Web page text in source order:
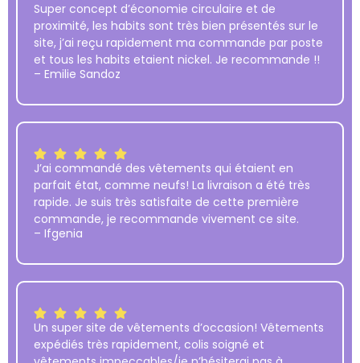
Super concept d’économie circulaire et de
proximité, les habits sont très bien présentés sur le
site, j’ai reçu rapidement ma commande par poste
et tous les habits etaient nickel. Je recommande !!
– Emilie Sandoz
J’ai commandé des vêtements qui étaient en
parfait état, comme neufs! La livraison a été très
rapide. Je suis très satisfaite de cette première
commande, je recommande vivement ce site.
– Ifgenia
Un super site de vêtements d’occasion! Vêtements
expédiés très rapidement, colis soigné et